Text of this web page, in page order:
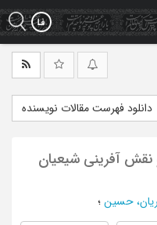
دانلود فهرست مقالات نویسنده
آفرینی شیعیان
حسین ؛